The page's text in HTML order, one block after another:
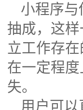
小程序
抽成，这
立工作存
在一定程
失。
用户可